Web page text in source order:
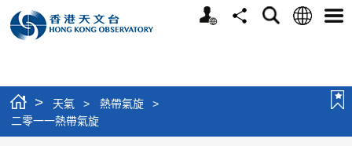
個
分
搜
語
選
> 天氣 > 熱帶氣旋
>
二零一一熱帶氣旋